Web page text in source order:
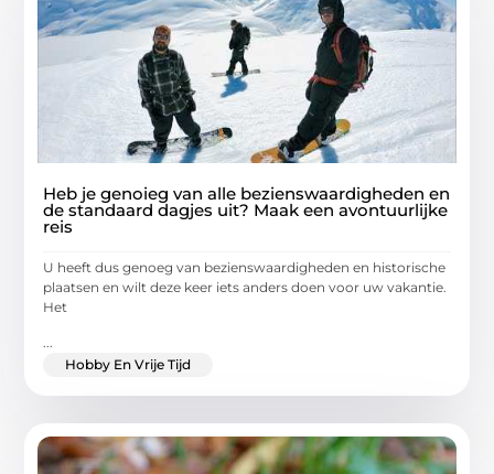
Heb je genoieg van alle bezienswaardigheden en
de standaard dagjes uit? Maak een avontuurlijke
reis
U heeft dus genoeg van bezienswaardigheden en historische
plaatsen en wilt deze keer iets anders doen voor uw vakantie.
Het
...
Hobby En Vrije Tijd